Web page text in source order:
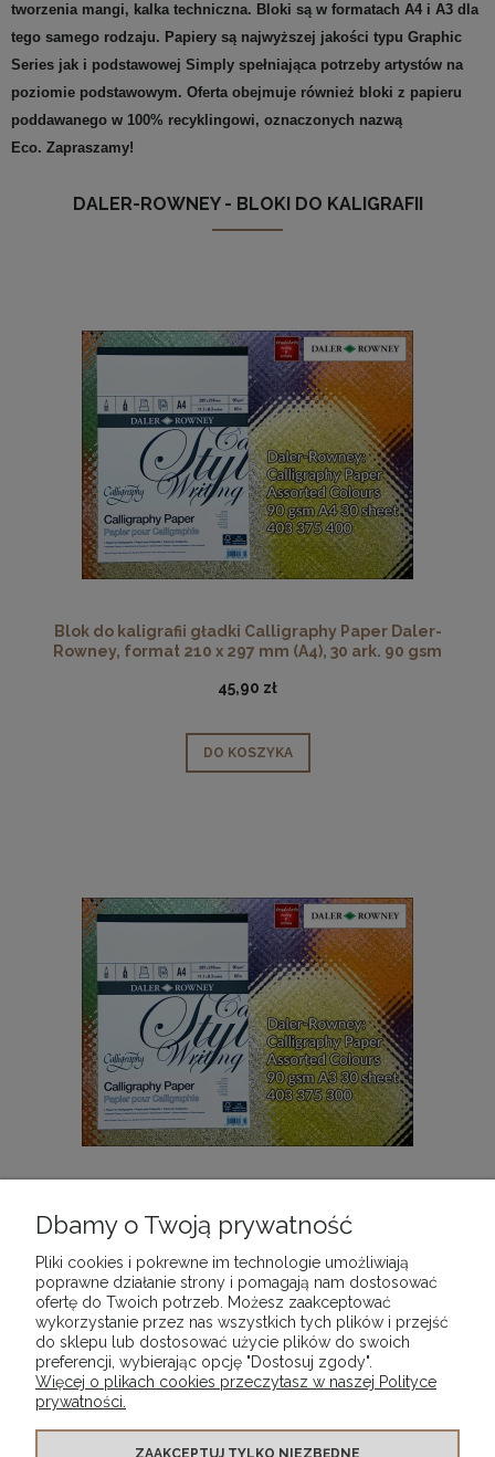
tworzenia mangi, kalka techniczna. Bloki są w formatach A4 i A3 dla
tego samego rodzaju. Papiery są najwyższej jakości typu Graphic
Series jak i podstawowej Simply spełniająca potrzeby artystów na
poziomie podstawowym. Oferta obejmuje również bloki z papieru
poddawanego w 100% recyklingowi, oznaczonych nazwą
Eco. Zapraszamy!
DALER-ROWNEY - BLOKI DO KALIGRAFII
Blok do kaligrafii gładki Calligraphy Paper Daler-
Rowney, format 210 x 297 mm (A4), 30 ark. 90 gsm
45,90 zł
DO KOSZYKA
Rowney, format 297 x 420 mm (A3), 30 ark. 90 gsm
69,90 zł
DO KOSZYKA
WARUNKI ZAKUPÓW
Dbamy o Twoją prywatność
Pliki cookies i pokrewne im technologie umożliwiają
poprawne działanie strony i pomagają nam dostosować
ofertę do Twoich potrzeb. Możesz zaakceptować
wykorzystanie przez nas wszystkich tych plików i przejść
do sklepu lub dostosować użycie plików do swoich
preferencji, wybierając opcję "Dostosuj zgody".
Więcej o plikach cookies przeczytasz w naszej Polityce
prywatności.
ZAAKCEPTUJ TYLKO NIEZBĘDNE